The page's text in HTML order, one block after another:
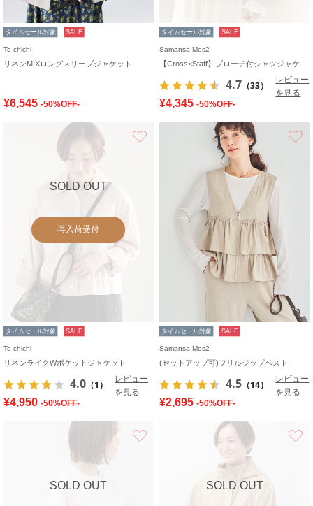
タイムセール対象 SALE
Te chichi
リネンMIXロングスリーブジャケット
¥6,545 -50%OFF-
タイムセール対象 SALE
Samansa Mos2
4.7 （33）
レビュー
を見る
¥4,345 -50%OFF-
SOLD OUT
再入荷受付
タイムセール対象 SALE
Te chichi
リネンライクWポケットジャケット
4.0 （1）
レビュー
を見る
¥4,950 -50%OFF-
タイムセール対象 SALE
Samansa Mos2
(セットアップ可)フリルジップベスト
4.5 （14）
レビュー
を見る
¥2,695 -50%OFF-
SOLD OUT SOLD OUT